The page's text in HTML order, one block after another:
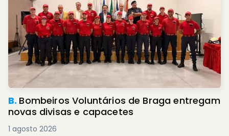
B. Bombeiros Voluntários de Braga entregam
novas divisas e capacetes
1 agosto 2026